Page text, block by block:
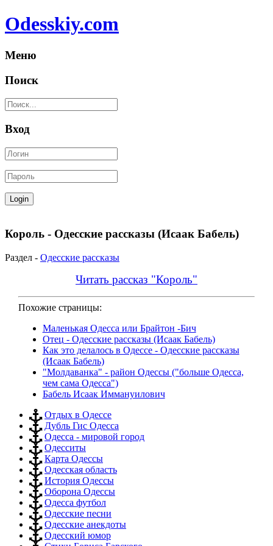
Odesskiy.com
Меню
Поиск
Вход
Король - Одесские рассказы (Исаак Бабель)
Раздел - Одесские рассказы
Читать рассказ "Король"
Похожие страницы:
Маленькая Одесса или Брайтон -Бич
Отец - Одесские рассказы (Исаак Бабель)
Как это делалось в Одессе - Одесские рассказы
(Исаак Бабель)
"Молдаванка" - район Одессы ("больше Одесса,
чем сама Одесса")
Бабель Исаак Иммануилович
Отдых в Одессе
Дубль Гис Одесса
Одесса - мировой город
Одесситы
Карта Одессы
Одесская область
История Одессы
Оборона Одессы
Одесса футбол
Одесские песни
Одесские анекдоты
Одесский юмор